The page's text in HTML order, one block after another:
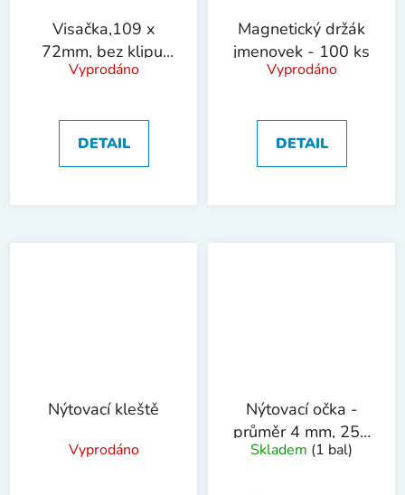
Visačka,109 x
72mm, bez klipu,
shora
Vyprodáno
DETAIL
Magnetický držák
jmenovek - 100 ks
Vyprodáno
DETAIL
Nýtovací kleště
Vyprodáno
Nýtovací očka -
průměr 4 mm, 250
ks
Skladem (1 bal)